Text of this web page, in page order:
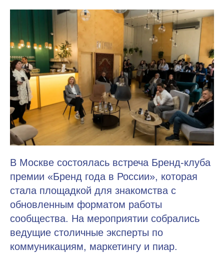
В Москве состоялась встреча Бренд-клуба
премии «Бренд года в России», которая
стала площадкой для знакомства с
обновленным форматом работы
сообщества. На мероприятии собрались
ведущие столичные эксперты по
коммуникациям, маркетингу и пиар.